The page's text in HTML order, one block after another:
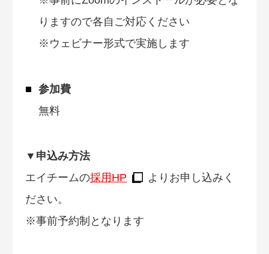
りますので各自ご対応ください
※ウェビナー形式で実施します
参加費
無料
▼申込み方法
エイチームの採用HP
よりお申し込みく
ださい。
※事前予約制となります